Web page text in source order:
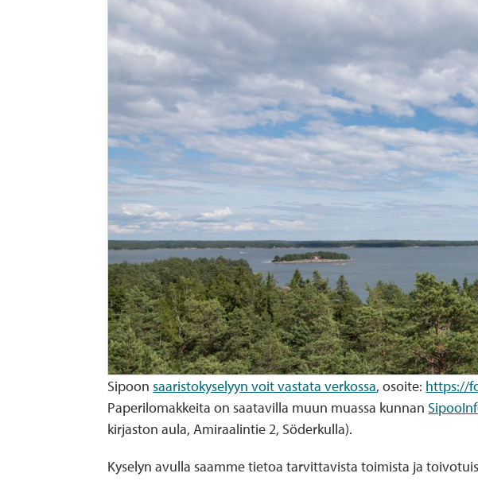
Sipoonsaaristokyselyyn voit vastata verkossa, osoite: https://
Paperilomakkeita on saatavilla muun muassa kunnan
kirjaston aula, Amiraalintie 2, Söderkulla).
Kyselyn avulla saamme tietoa tarvittavista toimista ja